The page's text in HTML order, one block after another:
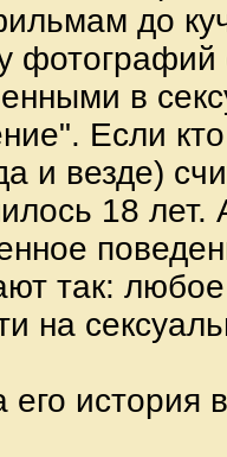
до
фотографий
в
Если
и везде)
18 лет.
так:
на
его